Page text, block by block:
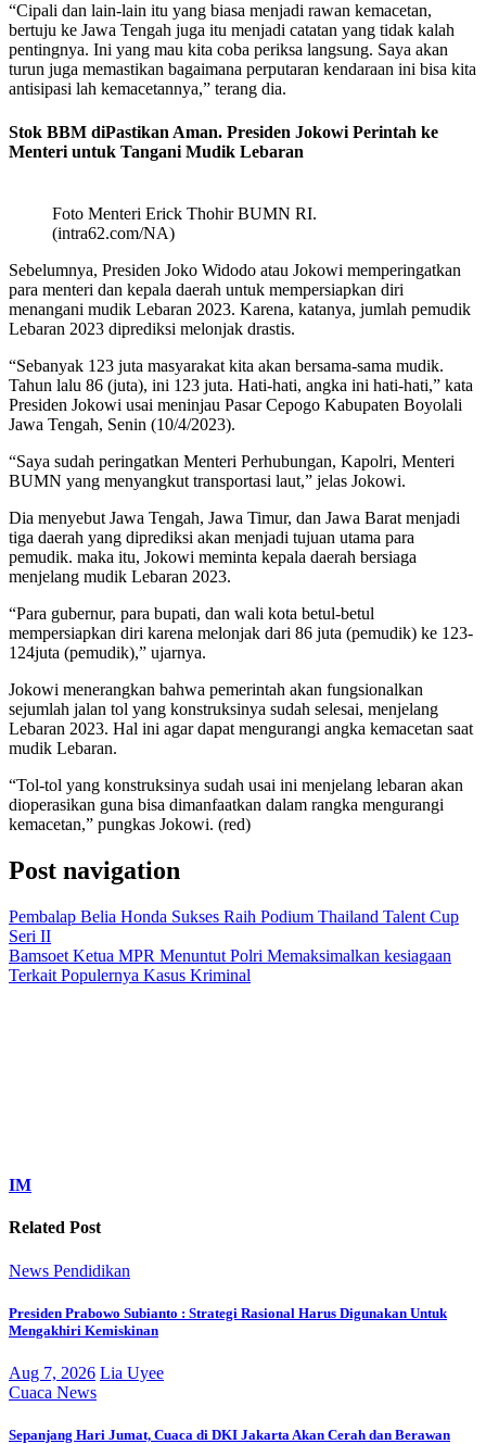
“Cipali dan lain-lain itu yang biasa menjadi rawan kemacetan,
bertuju ke Jawa Tengah juga itu menjadi catatan yang tidak kalah
pentingnya. Ini yang mau kita coba periksa langsung. Saya akan
turun juga memastikan bagaimana perputaran kendaraan ini bisa kita
antisipasi lah kemacetannya,” terang dia.
Stok BBM diPastikan Aman. Presiden Jokowi Perintah ke
Menteri untuk Tangani Mudik Lebaran
Foto Menteri Erick Thohir BUMN RI.
(intra62.com/NA)
Sebelumnya, Presiden Joko Widodo atau Jokowi memperingatkan
para menteri dan kepala daerah untuk mempersiapkan diri
menangani mudik Lebaran 2023. Karena, katanya, jumlah pemudik
Lebaran 2023 diprediksi melonjak drastis.
“Sebanyak 123 juta masyarakat kita akan bersama-sama mudik.
Tahun lalu 86 (juta), ini 123 juta. Hati-hati, angka ini hati-hati,” kata
Presiden Jokowi usai meninjau Pasar Cepogo Kabupaten Boyolali
Jawa Tengah, Senin (10/4/2023).
“Saya sudah peringatkan Menteri Perhubungan, Kapolri, Menteri
BUMN yang menyangkut transportasi laut,” jelas Jokowi.
Dia menyebut Jawa Tengah, Jawa Timur, dan Jawa Barat menjadi
tiga daerah yang diprediksi akan menjadi tujuan utama para
pemudik. maka itu, Jokowi meminta kepala daerah bersiaga
menjelang mudik Lebaran 2023.
“Para gubernur, para bupati, dan wali kota betul-betul
mempersiapkan diri karena melonjak dari 86 juta (pemudik) ke 123-
124juta (pemudik),” ujarnya.
Jokowi menerangkan bahwa pemerintah akan fungsionalkan
sejumlah jalan tol yang konstruksinya sudah selesai, menjelang
Lebaran 2023. Hal ini agar dapat mengurangi angka kemacetan saat
mudik Lebaran.
“Tol-tol yang konstruksinya sudah usai ini menjelang lebaran akan
dioperasikan guna bisa dimanfaatkan dalam rangka mengurangi
kemacetan,” pungkas Jokowi. (red)
Post navigation
Pembalap Belia Honda Sukses Raih Podium Thailand Talent Cup
Seri II
Bamsoet Ketua MPR Menuntut Polri Memaksimalkan kesiagaan
Terkait Populernya Kasus Kriminal
IM
Related Post
News Pendidikan
Presiden Prabowo Subianto : Strategi Rasional Harus Digunakan Untuk
Mengakhiri Kemiskinan
Aug 7, 2026 Lia Uyee
Cuaca News
Sepanjang Hari Jumat, Cuaca di DKI Jakarta Akan Cerah dan Berawan